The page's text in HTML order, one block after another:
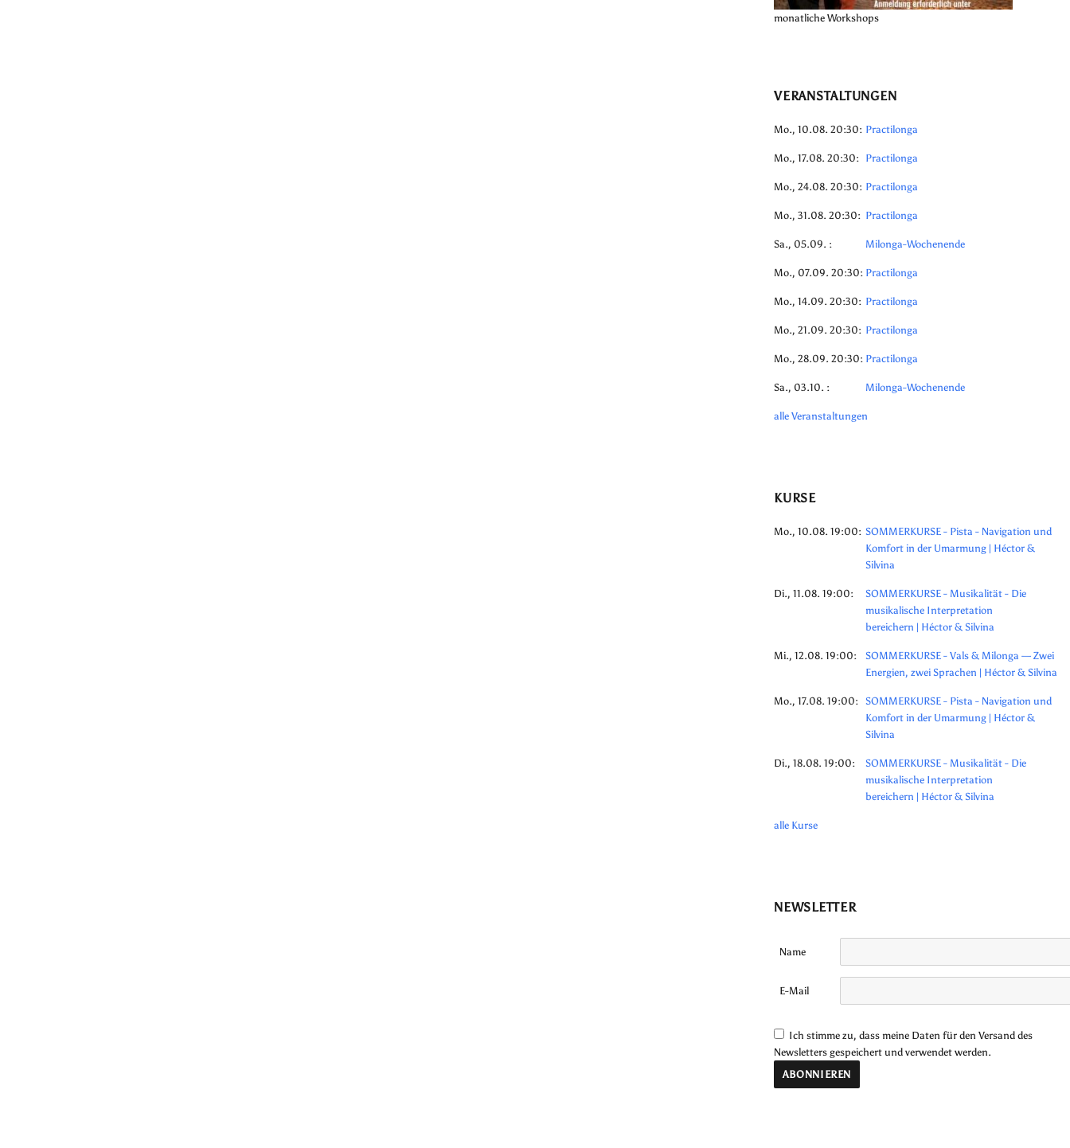
monatliche Workshops
VERANSTALTUNGEN
Mo., 10.08. 20:30: Practilonga
Mo., 17.08. 20:30: Practilonga
Mo., 24.08. 20:30: Practilonga
Mo., 31.08. 20:30: Practilonga
Sa., 05.09. : Milonga-Wochenende
Mo., 07.09. 20:30: Practilonga
Mo., 14.09. 20:30: Practilonga
Mo., 21.09. 20:30: Practilonga
Mo., 28.09. 20:30: Practilonga
Sa., 03.10. : Milonga-Wochenende
alle Veranstaltungen
KURSE
Mo., 10.08. 19:00: SOMMERKURSE - Pista - Navigation und
Komfort in der Umarmung | Héctor &
Silvina
Di., 11.08. 19:00:
SOMMERKURSE - Musikalität - Die
musikalische Interpretation
bereichern | Héctor & Silvina
Mi., 12.08. 19:00:
SOMMERKURSE - Vals & Milonga — Zwei
Energien, zwei Sprachen | Héctor & Silvina
Mo., 17.08. 19:00: SOMMERKURSE - Pista - Navigation und
Komfort in der Umarmung | Héctor &
Silvina
Di., 18.08. 19:00:
SOMMERKURSE - Musikalität - Die
musikalische Interpretation
bereichern | Héctor & Silvina
alle Kurse
NEWSLETTER
Name
E-Mail
Ich stimme zu, dass meine Daten für den Versand des
Newsletters gespeichert und verwendet werden.